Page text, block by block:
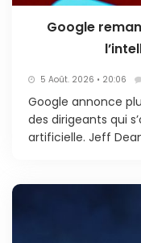
Google
5 Août. 2026 • 20:06
Google annonce
des dirigeants qui
artificielle. Jeff